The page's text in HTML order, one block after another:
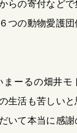
らの寄付などで
つの動物愛護
ーるの畑井モ
生活も苦しい
いて本当に感